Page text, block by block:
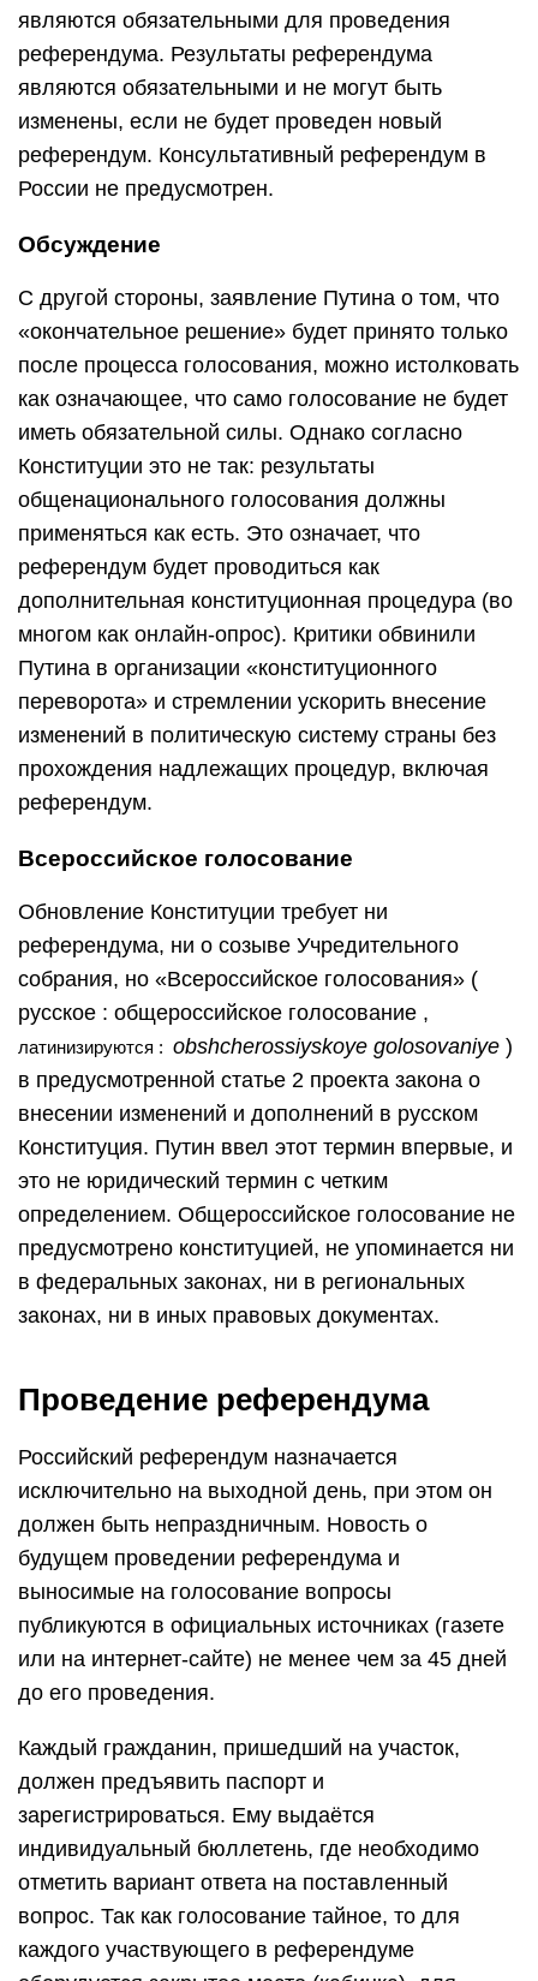
являются обязательными для проведения
референдума. Результаты референдума
являются обязательными и не могут быть
изменены, если не будет проведен новый
референдум. Консультативный референдум в
России не предусмотрен.
Обсуждение
С другой стороны, заявление Путина о том, что
«окончательное решение» будет принято только
после процесса голосования, можно истолковать
как означающее, что само голосование не будет
иметь обязательной силы. Однако согласно
Конституции это не так: результаты
общенационального голосования должны
применяться как есть. Это означает, что
референдум будет проводиться как
дополнительная конституционная процедура (во
многом как онлайн-опрос). Критики обвинили
Путина в организации «конституционного
переворота» и стремлении ускорить внесение
изменений в политическую систему страны без
прохождения надлежащих процедур, включая
референдум.
Всероссийское голосование
Обновление Конституции требует ни
референдума, ни о созыве Учредительного
собрания, но «Всероссийское голосования» (
русское : общероссийское голосование ,
латинизируются : obshcherossiyskoye golosovaniye )
в предусмотренной статье 2 проекта закона о
внесении изменений и дополнений в русском
Конституция. Путин ввел этот термин впервые, и
это не юридический термин с четким
определением. Общероссийское голосование не
предусмотрено конституцией, не упоминается ни
в федеральных законах, ни в региональных
законах, ни в иных правовых документах.
Проведение референдума
Российский референдум назначается
исключительно на выходной день, при этом он
должен быть непраздничным. Новость о
будущем проведении референдума и
выносимые на голосование вопросы
публикуются в официальных источниках (газете
или на интернет-сайте) не менее чем за 45 дней
до его проведения.
Каждый гражданин, пришедший на участок,
должен предъявить паспорт и
зарегистрироваться. Ему выдаётся
индивидуальный бюллетень, где необходимо
отметить вариант ответа на поставленный
вопрос. Так как голосование тайное, то для
каждого участвующего в референдуме